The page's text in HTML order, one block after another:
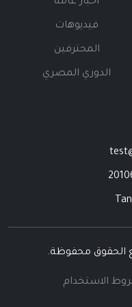
أخبار عامة
فيديوهات
المحترفين
الدوري المصري
الاستخدام